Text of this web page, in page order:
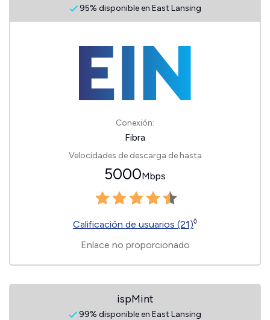
95% disponible en East Lansing
Conexión:
Fibra
Velocidades de descarga de hasta
5000Mbps
Calificación de usuarios (21)◊
Enlace no proporcionado
ispMint
99% disponible en East Lansing